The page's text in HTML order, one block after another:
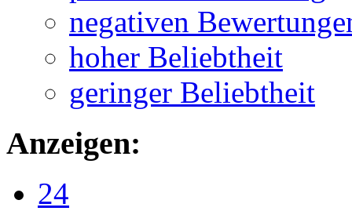
negativen
hoher Beliebtheit
geringer Beliebtheit
Anzeigen:
24